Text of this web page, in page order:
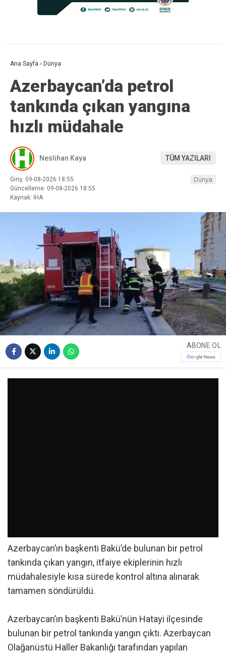
Ana Sayfa › Dünya
Azerbaycan’da petrol
tankında çıkan yangına
hızlı müdahale
Neslihan Kaya TÜM YAZILARI
Giriş: 09-08-2026 18:55
Güncelleme: 09-08-2026 18:55
Kaynak: İHA
Dünya
ABONE OL
Azerbaycan’ın başkenti Bakü’de bulunan bir petrol
tankında çıkan yangın, itfaiye ekiplerinin hızlı
müdahalesiyle kısa sürede kontrol altına alınarak
tamamen söndürüldü.
Azerbaycan’ın başkenti Bakü’nün Hatayi ilçesinde
bulunan bir petrol tankında yangın çıktı. Azerbaycan
Olağanüstü Haller Bakanlığı tarafından yapılan